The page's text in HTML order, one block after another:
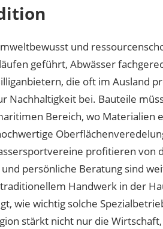
und
geführt, Abwässer
die oft im Ausland
Nachhaltigkeit bei. Bauteile
Bereich, wo Materialien
profitieren von
persönliche Beratung sind
Handwerk in der
wie wichtig solche
stärkt nicht nur die